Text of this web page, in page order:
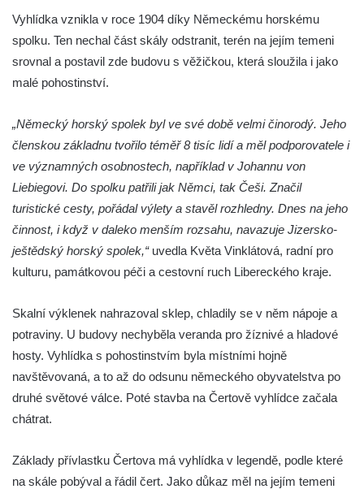
Vyhlídka vznikla v roce 1904 díky Německému horskému
spolku. Ten nechal část skály odstranit, terén na jejím temeni
srovnal a postavil zde budovu s věžičkou, která sloužila i jako
malé pohostinství.
„Německý horský spolek byl ve své době velmi činorodý. Jeho
členskou základnu tvořilo téměř 8 tisíc lidí a měl podporovatele i
ve významných osobnostech, například v Johannu von
Liebiegovi. Do spolku patřili jak Němci, tak Češi. Značil
turistické cesty, pořádal výlety a stavěl rozhledny. Dnes na jeho
činnost, i když v daleko menším rozsahu, navazuje Jizersko-
ještědský horský spolek,“uvedla Květa Vinklátová, radní pro
kulturu, památkovou péči a cestovní ruch Libereckého kraje.
Skalní výklenek nahrazoval sklep, chladily se v něm nápoje a
potraviny. U budovy nechyběla veranda pro žíznivé a hladové
hosty. Vyhlídka s pohostinstvím byla místními hojně
navštěvovaná, a to až do odsunu německého obyvatelstva po
druhé světové válce. Poté stavba na Čertově vyhlídce začala
chátrat.
Základy přívlastku Čertova má vyhlídka v legendě, podle které
na skále pobýval a řádil čert. Jako důkaz měl na jejím temeni